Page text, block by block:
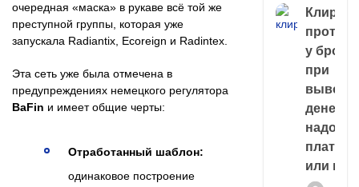
очередная «маска» в рукаве всё той же
преступной группы, которая уже
запускала Radiantix, Ecoreign и Radintex.
Эта сеть уже была отмечена в
предупреждениях немецкого регулятора
BaFin и имеет общие черты:
Отработанный шаблон:
одинаковое построение
Клиринг
у
при
выводе
денег,
надо
платить
или